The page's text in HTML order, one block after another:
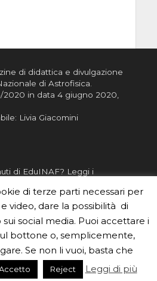
di didattica e divulgazione
di Astrofisica
2020 in data 4 giugno 2020,
Livia Giacomini
di EduINAF? Leggi i
risponde, per
i tuoi contributi, scrivici a
inaf.it oppure
di terze parti necessari per
video, dare la possibilità di
social media. Puoi accettare i
bottone o, semplicemente,
Se non li vuoi, basta che
Reject Leggi di più